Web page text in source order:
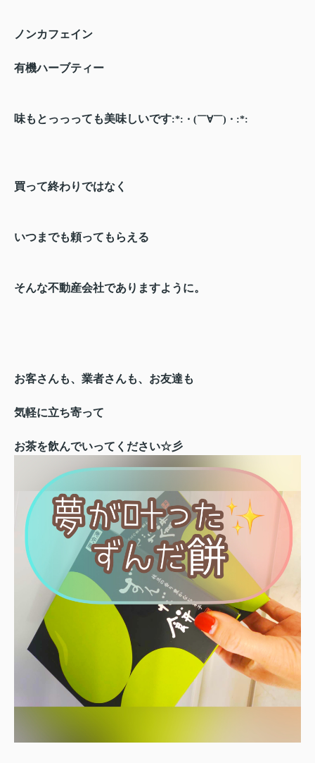
ノンカフェイン
有機ハーブティー
味もとっっっても美味しいです:*:・(￣∀￣)・:*:
買って終わりではなく
いつまでも頼ってもらえる
そんな不動産会社でありますように。
お客さんも、業者さんも、お友達も
気軽に立ち寄って
お茶を飲んでいってください☆彡